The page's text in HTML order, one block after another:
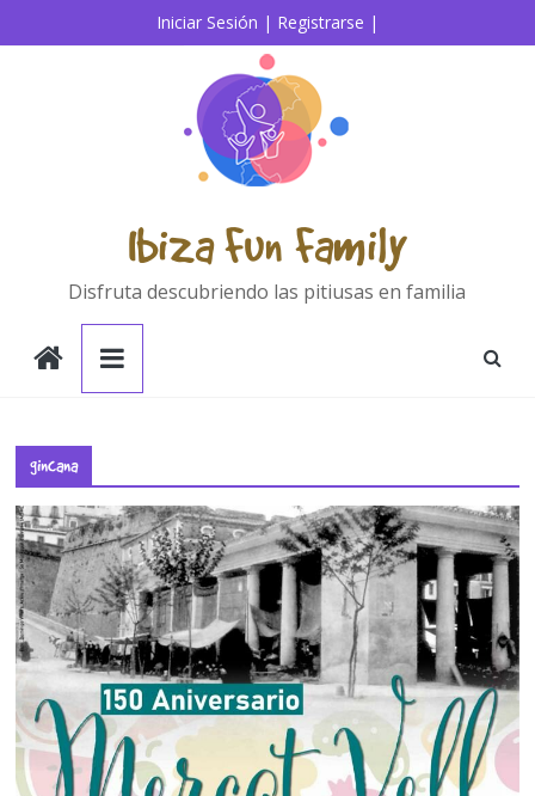
al
Iniciar Sesión | Registrarse |
Ibiza Fun Family
Disfruta descubriendo las pitiusas en familia
gincana